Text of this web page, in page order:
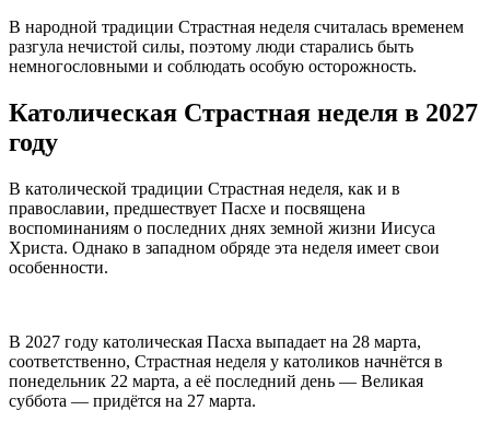
В народной традиции Страстная неделя считалась временем
разгула нечистой силы, поэтому люди старались быть
немногословными и соблюдать особую осторожность.
Католическая Страстная неделя в 2027
году
В католической традиции Страстная неделя, как и в
православии, предшествует Пасхе и посвящена
воспоминаниям о последних днях земной жизни Иисуса
Христа. Однако в западном обряде эта неделя имеет свои
особенности.
В 2027 году католическая Пасха выпадает на 28 марта,
соответственно, Страстная неделя у католиков начнётся в
понедельник 22 марта, а её последний день — Великая
суббота — придётся на 27 марта.